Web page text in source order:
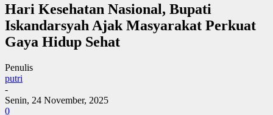
Hari Kesehatan Nasional, Bupati
Iskandarsyah Ajak Masyarakat Perkuat
Gaya Hidup Sehat
Penulis
putri
-
Senin, 24 November, 2025
0